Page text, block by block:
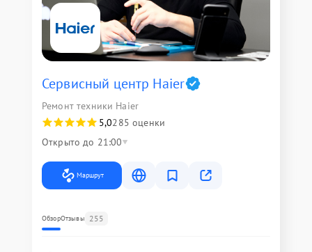
Сервисный центр Haier
Ремонт техники Haier
5,0285 оценки
Открыто до 21:00
Маршрут
ОбзорОтзывы 255